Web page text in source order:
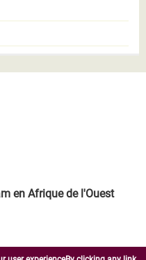
en Afrique de l'Ouest